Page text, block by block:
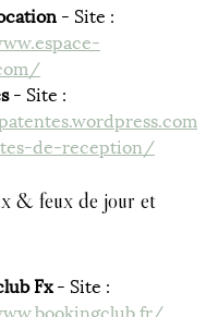
- Site :
- Site :
de-reception/
& feux de jour et
Fx - Site :